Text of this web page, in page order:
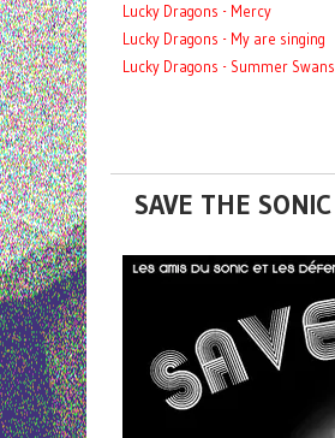
Lucky Dragons - Mercy
Lucky Dragons - My are singing
Lucky Dragons - Summer Swans
SAVE THE SONIC